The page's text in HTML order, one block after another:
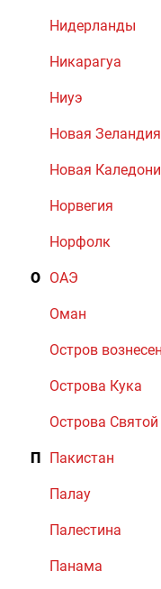
Нидерланды
Никарагуа
Ниуэ
Новая Зеландия
Новая
Норвегия
Норфолк
О ОАЭ
Оман
Остров
Острова Кука
Острова
П Пакистан
Палау
Палестина
Панама